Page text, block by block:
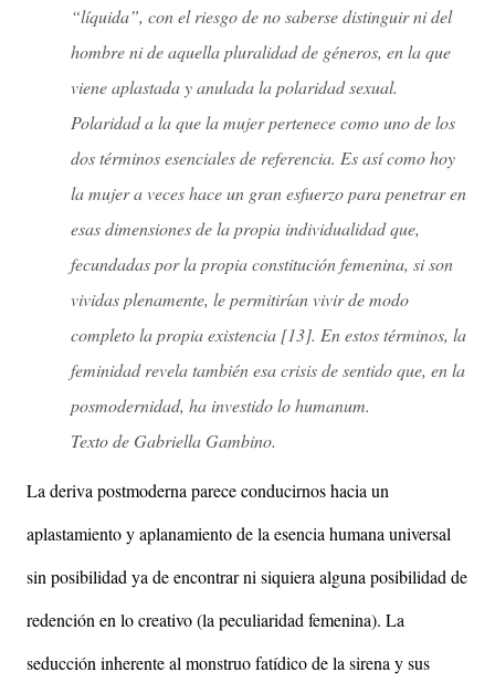
“líquida”, con el riesgo de no saberse distinguir ni del
hombre ni de aquella pluralidad de géneros, en la que
viene aplastada y anulada la polaridad sexual.
Polaridad a la que la mujer pertenece como uno de los
dos términos esenciales de referencia. Es así como hoy
la mujer a veces hace un gran esfuerzo para penetrar en
esas dimensiones de la propia individualidad que,
fecundadas por la propia constitución femenina, si son
vividas plenamente, le permitirían vivir de modo
completo la propia existencia [13]. En estos términos, la
feminidad revela también esa crisis de sentido que, en la
posmodernidad, ha investido lohumanum.
Texto de Gabriella Gambino.
La deriva postmoderna parece conducirnos hacia un
aplastamiento y aplanamiento de la esencia humana universal
sin posibilidad ya de encontrar ni siquiera alguna posibilidad de
redención en lo creativo (la peculiaridad femenina). La
seducción inherente al monstruo fatídico de la sirena y sus